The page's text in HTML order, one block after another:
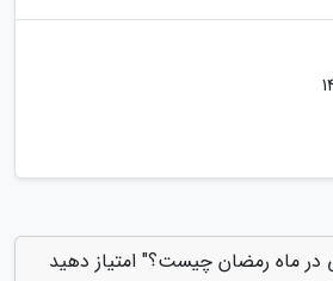
در ماه رمضان چیست؟" امتیاز دهید